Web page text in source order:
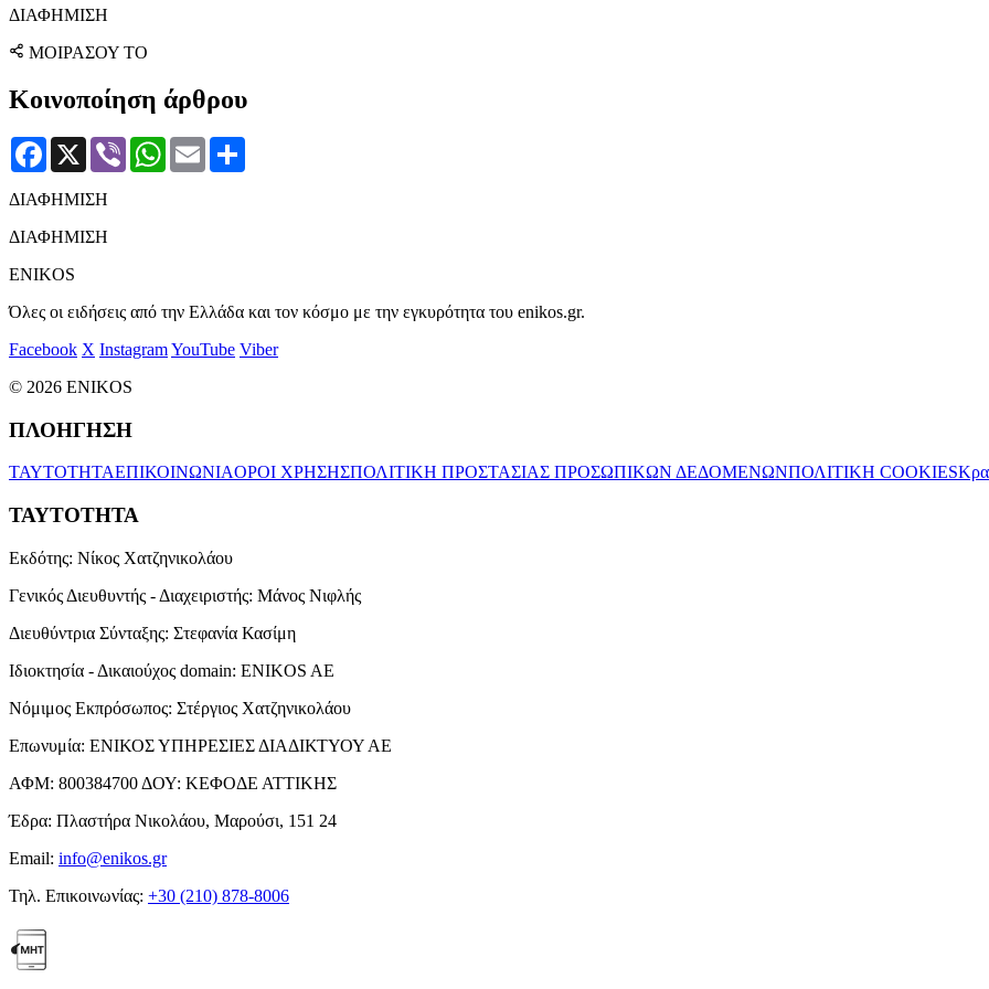
ΔΙΑΦΗΜΙΣΗ
ΜΟΙΡΑΣΟΥ ΤΟ
Κοινοποίηση άρθρου
Facebook
X Viber WhatsApp
Email
ΔΙΑΦΗΜΙΣΗ
ΔΙΑΦΗΜΙΣΗ
ENIKOS
Όλες οι ειδήσεις από την Ελλάδα και τον κόσμο με την εγκυρότητα του enikos.gr.
Facebook X InstagramYouTube Viber
© 2026 ENIKOS
ΠΛΟΗΓΗΣΗ
ΤΑΥΤΟΤΗΤΑΕΠΙΚΟΙΝΩΝΙΑΟΡΟΙ ΧΡΗΣΗΣΠΟΛΙΤΙΚΗ ΠΡΟΣΤΑΣΙΑΣ ΠΡΟΣΩΠΙΚΩΝ ΔΕΔΟΜΕΝΩΝΠΟΛΙΤΙΚΗ COOKIES
ΤΑΥΤΟΤΗΤΑ
Εκδότης: Νίκος Χατζηνικολάου
Γενικός Διευθυντής - Διαχειριστής: Μάνος Νιφλής
Διευθύντρια Σύνταξης: Στεφανία Κασίμη
Ιδιοκτησία - Δικαιούχος domain: ENIKOS AE
Νόμιμος Εκπρόσωπος: Στέργιος Χατζηνικολάου
Επωνυμία: ΕΝΙΚΟΣ ΥΠΗΡΕΣΙΕΣ ΔΙΑΔΙΚΤΥΟΥ ΑΕ
ΑΦΜ: 800384700 ΔΟΥ: ΚΕΦΟΔΕ ΑΤΤΙΚΗΣ
Έδρα: Πλαστήρα Νικολάου, Μαρούσι, 151 24
Email: info@enikos.gr
Τηλ. Επικοινωνίας: +30 (210) 878-8006